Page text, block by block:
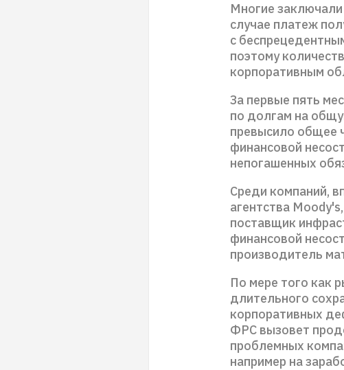
Многие
случае платеж
с
поэтому
корпоративным
За первые пять
по долгам на
превысило общее
финансовой
непогашенных
Среди компаний,
агентства
поставщик
финансовой
производитель
По мере того как
длительного
корпоративных
ФРС вызовет
проблемных
например на